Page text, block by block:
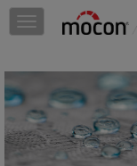
Skip to content
T
o
g
e
n
a